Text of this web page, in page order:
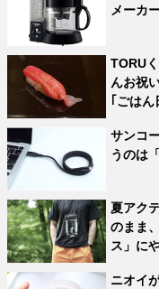
メーカ
TORU
んお祝
｢ごはん
サンコ
うのは
夏アク
のまま
ス」に
ニオイ